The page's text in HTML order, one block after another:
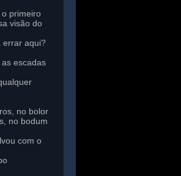
primeiro
visão do
errar aqui?
escadas
no bolor
no bodum
com o